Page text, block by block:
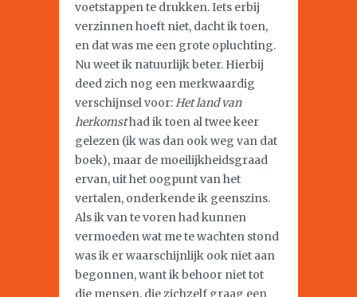
voetstappen te drukken. Iets erbij
verzinnen hoeft niet, dacht ik toen,
en dat was me een grote opluchting.
Nu weet ik natuurlijk beter. Hierbij
deed zich nog een merkwaardig
verschijnsel voor:Het land van
herkomsthad ik toen al twee keer
gelezen (ik was dan ook weg van dat
boek), maar de moeilijkheidsgraad
ervan, uit het oogpunt van het
vertalen, onderkende ik geenszins.
Als ik van te voren had kunnen
vermoeden wat me te wachten stond
was ik er waarschijnlijk ook niet aan
begonnen, want ik behoor niet tot
die mensen, die zichzelf graag een